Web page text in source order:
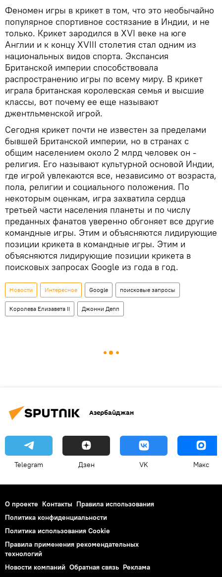
Феномен игры в крикет в том, что это необычайно
популярное спортивное состязание в Индии, и не
только. Крикет зародился в XVI веке на юге
Англии и к концу XVIII столетия стал одним из
национальных видов спорта. Экспансия
Британской империи способствовала
распространению игры по всему миру. В крикет
играла британская королевская семья и высшие
классы, вот почему ее еще называют
джентльменской игрой.
Сегодня крикет почти не известен за пределами
бывшей Британской империи, но в странах с
общим населением около 2 млрд человек он -
религия. Его называют культурной основой Индии,
где игрой увлекаются все, независимо от возраста,
пола, религии и социального положения. По
некоторым оценкам, игра захватила сердца
третьей части населения планеты и по числу
преданных фанатов уверенно обгоняет все другие
командные игры. Этим и объясняются лидирующие
позиции крикета в командные игры. Этим и
объясняются лидирующие позиции крикета в
поисковых запросах Google из года в год.
Новости Интересное Google поисковые запросы
Королева Елизавета II Джонни Депп
Азербайджан
Telegram Дзен VK Макс
О проекте Контакты Правила использования
Политика конфиденциальности
Политика использования Cookie
Правила применения рекомендательных
технологий
Новости компаний Обратная связь Реклама